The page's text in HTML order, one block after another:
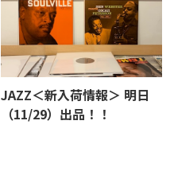
JAZZ＜新入荷情報＞ 明日
（11/29）出品！！